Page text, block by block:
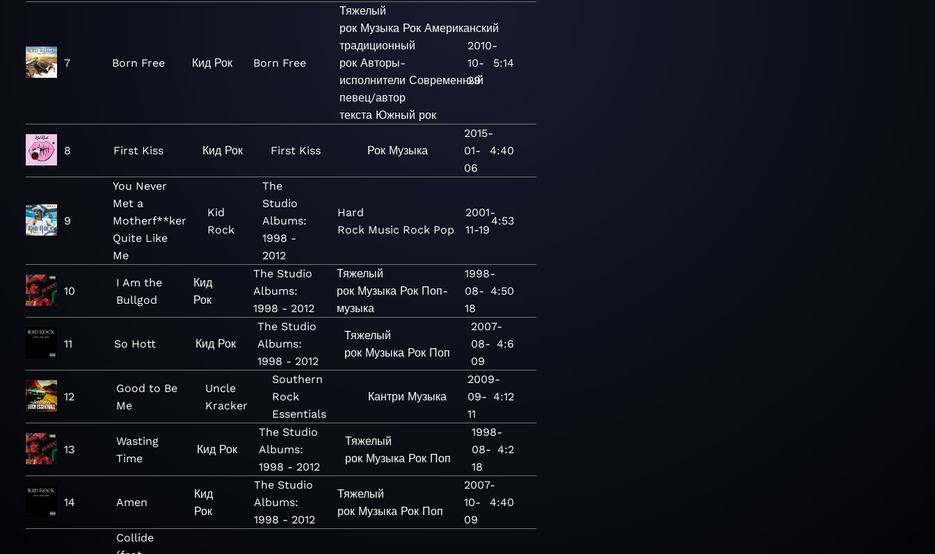
7 Born Free Кид Рок Born Free
Тяжелый
рок Музыка Рок Американский
традиционный
рок Авторы-
исполнители Современный
певец/автор
текста Южный рок
2010-
10-
29
5:14
8 First Kiss Кид Рок First Kiss Рок Музыка
2015-
01-
06
4:40
9
You Never
Met a
Motherf**ker
Quite Like
Me
Kid
Rock
The
Studio
Albums:
1998 -
2012
Hard
Rock Music Rock Pop
2001-
11-19
4:53
10
I Am the
Bullgod
Кид
Рок
The Studio
Albums:
1998 - 2012
Тяжелый
рок Музыка Рок Поп-
музыка
1998-
08-
18
4:50
11 So Hott Кид Рок
The Studio
Albums:
1998 - 2012
Тяжелый
рок Музыка Рок Поп
2007-
08-
09
4:6
12
Good to Be
Me
Uncle
Kracker
Southern
Rock
Essentials
Кантри Музыка
2009-
09-
11
4:12
13
Wasting
Time
Кид Рок
The Studio
Albums:
1998 - 2012
Тяжелый
рок Музыка Рок Поп
1998-
08-
18
4:2
14 Amen
Кид
Рок
The Studio
Albums:
1998 - 2012
Тяжелый
рок Музыка Рок Поп
2007-
10-
09
4:40
Collide